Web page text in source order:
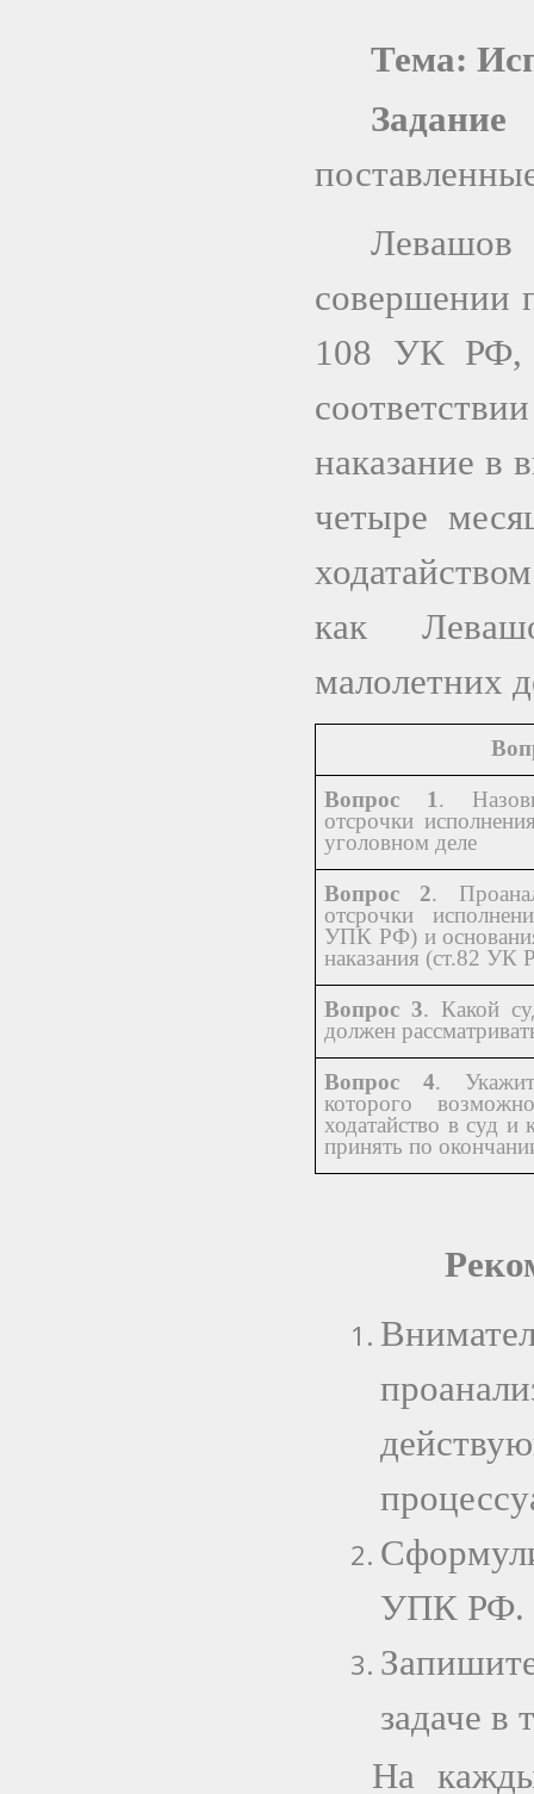
Тема:
совершении
108 УК РФ,
наказание в
четыре
как
малолетних
Вопрос 1.
отсрочки
уголовном деле
Вопрос 2.
отсрочки
УПК РФ) и
наказания (ст.82 УК
Вопрос 3. Какой
должен
Вопрос 4.
которого
ходатайство в суд и
принять по
УПК РФ.
задаче в
На